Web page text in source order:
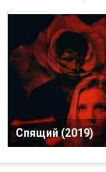
Спящий (2019)